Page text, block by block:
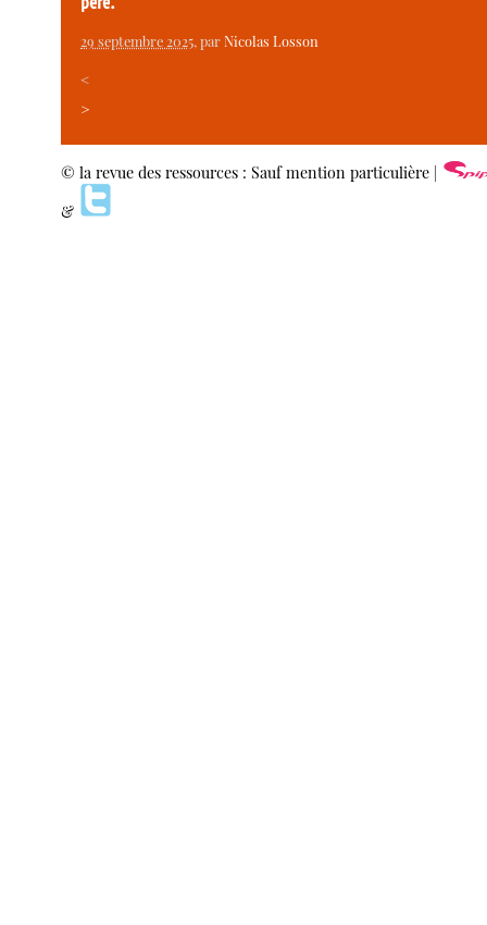
29 septembre 2025, parNicolas Losson
<
>
© la revue des ressources : Sauf mention particulière |
&